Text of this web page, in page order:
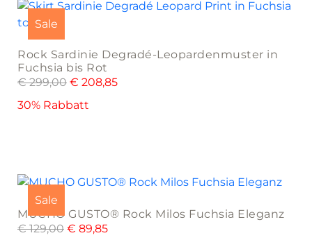
on
the
product
page
Sale
Rock Sardinie Degradé-Leopardenmuster in
Fuchsia bis Rot
€299,00 € 208,85
30% Rabbatt
product
has
multiple
variants.
The
options
may
the
page
Sale
MUCHO GUSTO® Rock Milos Fuchsia Eleganz
€129,00 € 89,85
product
has
multiple
variants.